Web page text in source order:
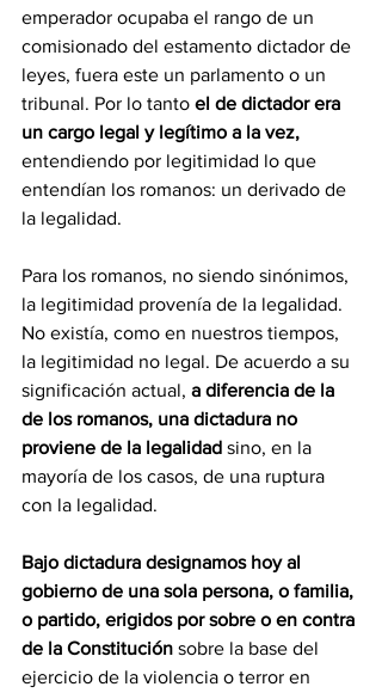
emperador ocupaba el rango de un
comisionado del estamento dictador de
leyes, fuera este un parlamento o un
tribunal. Por lo tanto el de dictador era
un cargo legal y legítimo a la vez,
entendiendo por legitimidad lo que
entendían los romanos: un derivado de
la legalidad.
Para los romanos, no siendo sinónimos,
la legitimidad provenía de la legalidad.
No existía, como en nuestros tiempos,
la legitimidad no legal. De acuerdo a su
significación actual, a diferencia de la
de los romanos, una dictadura no
proviene de la legalidad sino, en la
mayoría de los casos, de una ruptura
con la legalidad.
Bajo dictadura designamos hoy al
gobierno de una sola persona, o familia,
o partido, erigidos por sobre o en contra
de la Constitución sobre la base del
ejercicio de la violencia o terror en